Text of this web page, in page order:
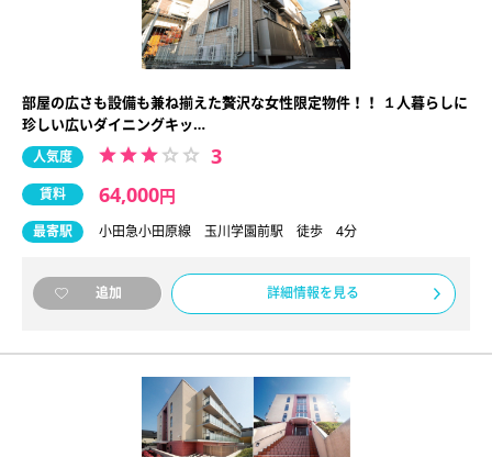
部屋の広さも設備も兼ね揃えた贅沢な女性限定物件！！ １人暮らしに
珍しい広いダイニングキッ…
人気度 3
賃料 64,000円
最寄駅 小田急小田原線 玉川学園前駅 徒歩 4分
追加 詳細情報を見る